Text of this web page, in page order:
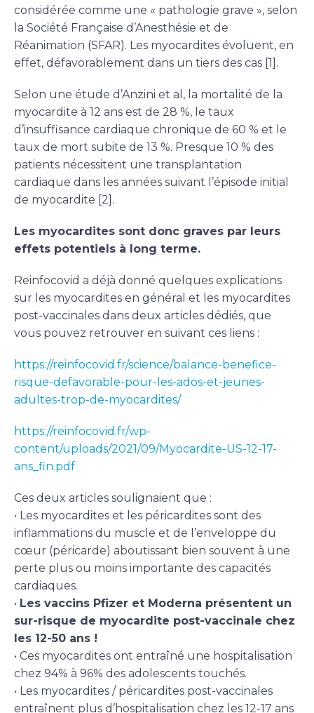
considérée comme une « pathologie grave », selon
la Société Française d’Anesthésie et de
Réanimation (SFAR). Les myocardites évoluent, en
effet, défavorablement dans un tiers des cas [1].
Selon une étude d’Anzini et al, la mortalité de la
myocardite à 12 ans est de 28 %, le taux
d’insuffisance cardiaque chronique de 60 % et le
taux de mort subite de 13 %. Presque 10 % des
patients nécessitent une transplantation
cardiaque dans les années suivant l’épisode initial
de myocardite [2].
Les myocardites sont donc graves par leurs
effets potentiels à long terme.
Reinfocovid a déjà donné quelques explications
sur les myocardites en général et les myocardites
post-vaccinales dans deux articles dédiés, que
vous pouvez retrouver en suivant ces liens :
https://reinfocovid.fr/science/balance-benefice-
risque-defavorable-pour-les-ados-et-jeunes-
adultes-trop-de-myocardites/
https://reinfocovid.fr/wp-
content/uploads/2021/09/Myocardite-US-12-17-
ans_fin.pdf
Ces deux articles soulignaient que :
• Les myocardites et les péricardites sont des
inflammations du muscle et de l’enveloppe du
cœur (péricarde) aboutissant bien souvent à une
perte plus ou moins importante des capacités
cardiaques.
• Les vaccins Pfizer et Moderna présentent un
sur-risque de myocardite post-vaccinale chez
les 12-50 ans !
• Ces myocardites ont entraîné une hospitalisation
chez 94% à 96% des adolescents touchés.
• Les myocardites / péricardites post-vaccinales
entraînent plus d’hospitalisation chez les 12-17 ans